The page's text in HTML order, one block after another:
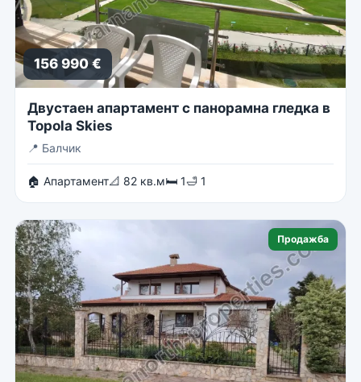
156 990 €
Двустаен апартамент с панорамна гледка в
Topola Skies
📍 Балчик
🏠 Апартамент📐 82 кв.м🛏 1🛁 1
Продажба